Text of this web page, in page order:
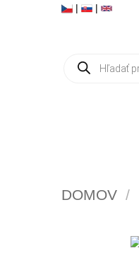
| |
search
DOMOV /